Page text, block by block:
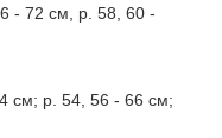
- 72 см, р. 58, 60 -
см; р. 54, 56 - 66 см;